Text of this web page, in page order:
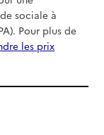
sociale à
Pour plus de
les prix